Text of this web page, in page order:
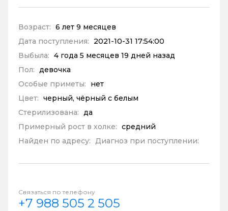
Возраст: 6 лет 9 месяцев
Дата поступления:
2021-10-31 17:54:00
Выбыла: 4 года 5 месяцев 19 дней назад
Пол: девочка
Особые приметы:
нет
Цвет: черный, чёрный с белым
Стерилизована: да
Примерный рост в холке: средний
Найден по адресу: Диагноз при поступлении:
Связаться по телефону
+7 988 505 2 505